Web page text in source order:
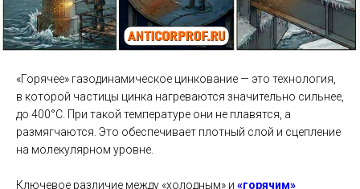
«Горячее» газодинамическое цинкование — это технология,
в которой частицы цинка нагреваются значительно сильнее,
до 400°C. При такой температуре они не плавятся, а
размягчаются. Это обеспечивает плотный слой и сцепление
на молекулярном уровне.
Ключевое различие между «холодным» и «горячим»